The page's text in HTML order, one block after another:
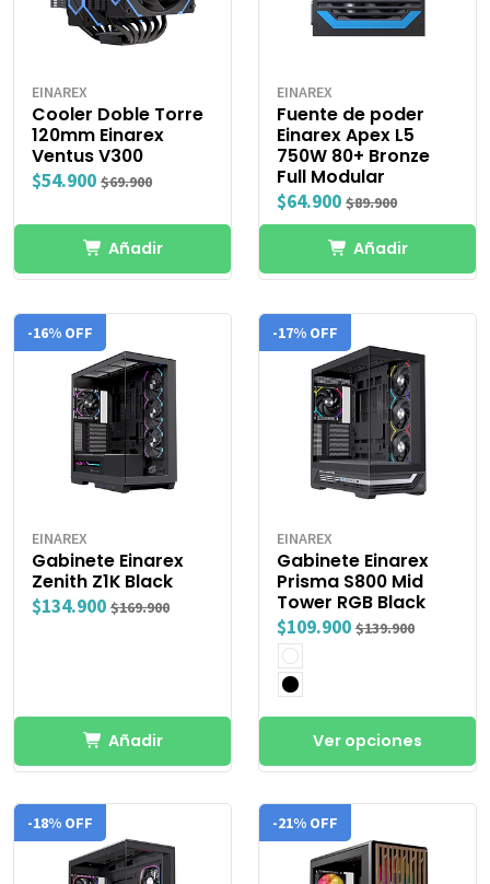
EINAREX
Cooler Doble Torre
120mm Einarex
Ventus V300
$54.900 $69.900
Añadir
EINAREX
Fuente de poder
Einarex Apex L5
750W 80+ Bronze
Full Modular
$64.900 $89.900
Añadir
-16% OFF
EINAREX
Gabinete Einarex
Zenith Z1K Black
$134.900 $169.900
Añadir
-17% OFF
EINAREX
Gabinete Einarex
Prisma S800 Mid
Tower RGB Black
$109.900 $139.900
Ver opciones
-18% OFF -21% OFF